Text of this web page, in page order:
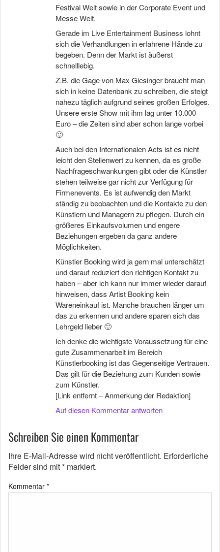
Festival Welt sowie in der Corporate Event und
Messe Welt.
Gerade im Live Entertainment Business lohnt
sich die Verhandlungen in erfahrene Hände zu
begeben. Denn der Markt ist äußerst
schnelllebig.
Z.B. die Gage von Max Giesinger braucht man
sich in keine Datenbank zu schreiben, die steigt
nahezu täglich aufgrund seines großen Erfolges.
Unsere erste Show mit ihm lag unter 10.000
Euro – die Zeiten sind aber schon lange vorbei
🙂
Auch bei den Internationalen Acts ist es nicht
leicht den Stellenwert zu kennen, da es große
Nachfrageschwankungen gibt oder die Künstler
stehen teilweise gar nicht zur Verfügung für
Firmenevents. Es ist aufwendig den Markt
ständig zu beobachten und die Kontakte zu den
Künstlern und Managern zu pflegen. Durch ein
größeres Einkaufsvolumen und engere
Beziehungen ergeben da ganz andere
Möglichkeiten.
Künstler Booking wird ja gern mal unterschätzt
und darauf reduziert den richtigen Kontakt zu
haben – aber ich kann nur immer wieder darauf
hinweisen, dass Artist Booking kein
Wareneinkauf ist. Manche brauchen länger um
das zu erkennen und andere sparen sich das
Lehrgeld lieber 🙂
Ich denke die wichtigste Voraussetzung für eine
gute Zusammenarbeit im Bereich
Künstlerbooking ist das Gegenseitige Vertrauen.
Das gilt für die Beziehung zum Kunden sowie
zum Künstler.
[Link entfernt – Anmerkung der Redaktion]
Auf diesen Kommentar antworten
Schreiben Sie einen Kommentar
Ihre E-Mail-Adresse wird nicht veröffentlicht. Erforderliche
Felder sind mit* markiert.
Kommentar *